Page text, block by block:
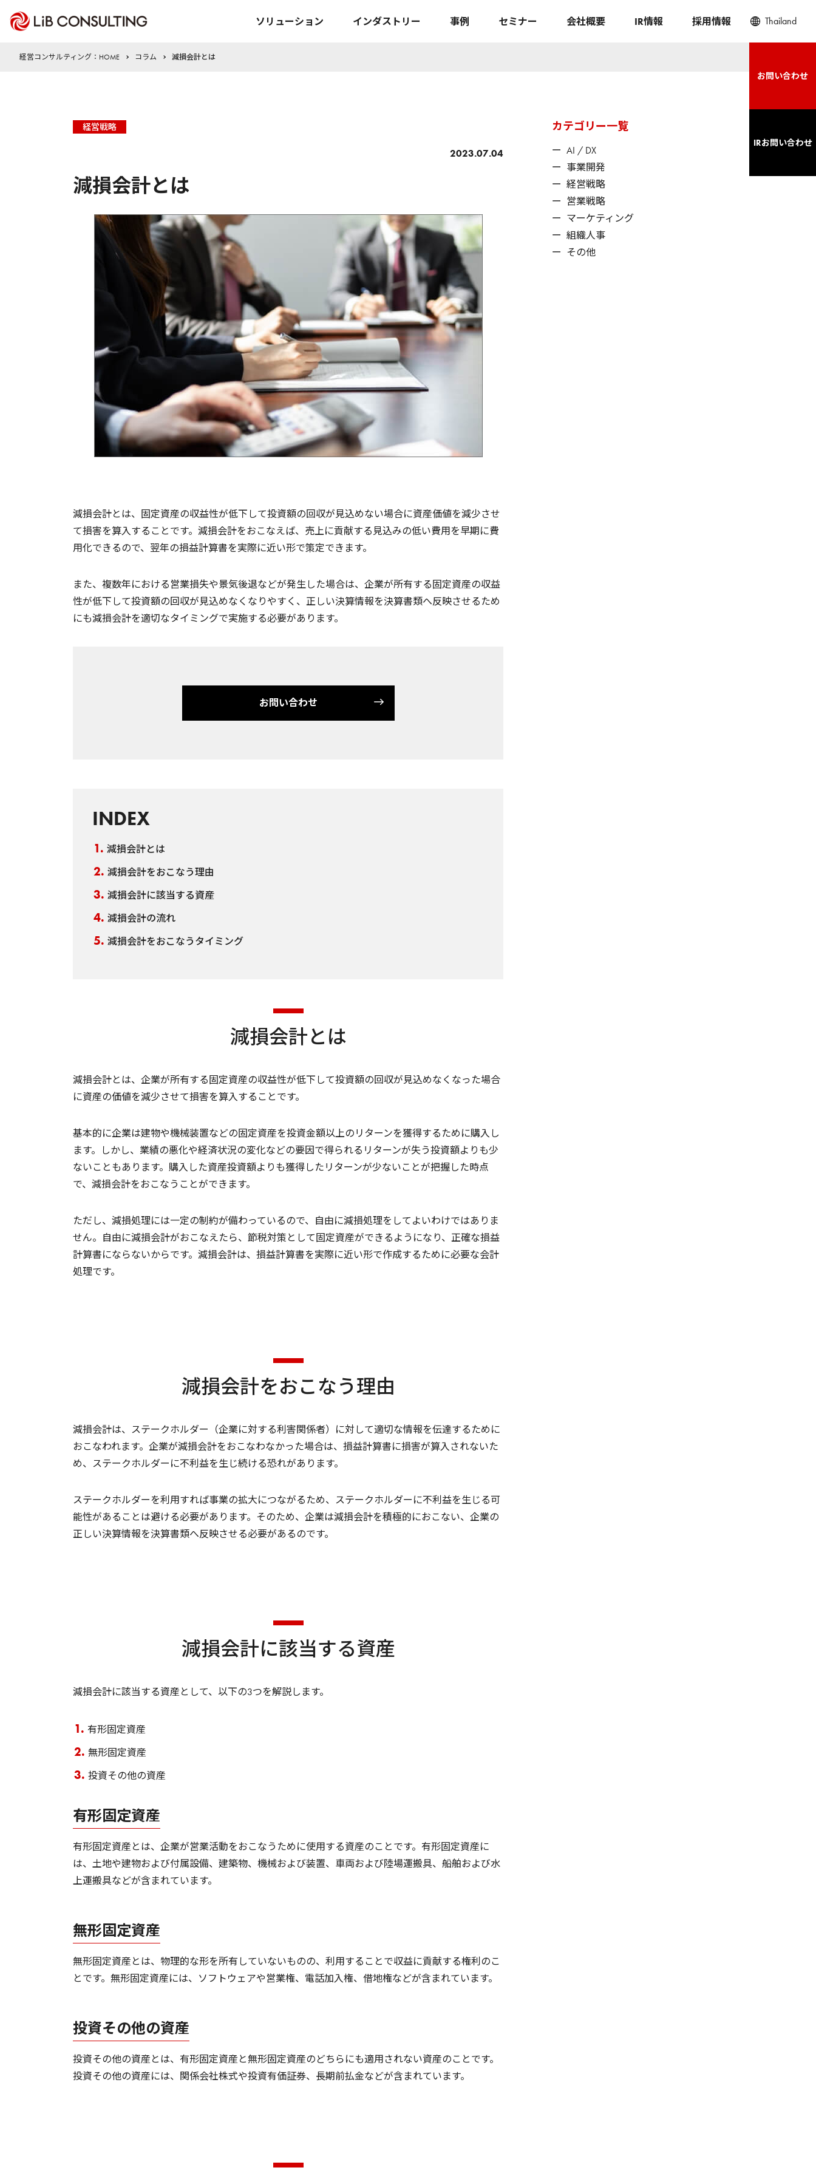
ソリューション インダストリー 事例 セミナー 会社概要 IR情報 採用情報
お問い合わせ
IRお問い合わせ
Thailand
経営コンサルティング：HOME コラム 減損会計とは
経営戦略
2023.07.04
減損会計とは
減損会計とは、固定資産の収益性が低下して投資額の回収が見込めない場合に資産価値を減少させ
て損害を算入することです。減損会計をおこなえば、売上に貢献する見込みの低い費用を早期に費
用化できるので、翌年の損益計算書を実際に近い形で策定できます。
また、複数年における営業損失や景気後退などが発生した場合は、企業が所有する固定資産の収益
性が低下して投資額の回収が見込めなくなりやすく、正しい決算情報を決算書類へ反映させるため
にも減損会計を適切なタイミングで実施する必要があります。
お問い合わせ
INDEX
減損会計とは
減損会計をおこなう理由
減損会計に該当する資産
減損会計の流れ
減損会計をおこなうタイミング
減損会計とは
減損会計とは、企業が所有する固定資産の収益性が低下して投資額の回収が見込めなくなった場合
に資産の価値を減少させて損害を算入することです。
基本的に企業は建物や機械装置などの固定資産を投資金額以上のリターンを獲得するために購入し
ます。しかし、業績の悪化や経済状況の変化などの要因で得られるリターンが失う投資額よりも少
ないこともあります。購入した資産投資額よりも獲得したリターンが少ないことが把握した時点
で、減損会計をおこなうことができます。
ただし、減損処理には一定の制約が備わっているので、自由に減損処理をしてよいわけではありま
せん。自由に減損会計がおこなえたら、節税対策として固定資産ができるようになり、正確な損益
計算書にならないからです。減損会計は、損益計算書を実際に近い形で作成するために必要な会計
処理です。
減損会計をおこなう理由
減損会計は、ステークホルダー（企業に対する利害関係者）に対して適切な情報を伝達するために
おこなわれます。企業が減損会計をおこなわなかった場合は、損益計算書に損害が算入されないた
め、ステークホルダーに不利益を生じ続ける恐れがあります。
ステークホルダーを利用すれば事業の拡大につながるため、ステークホルダーに不利益を生じる可
能性があることは避ける必要があります。そのため、企業は減損会計を積極的におこない、企業の
正しい決算情報を決算書類へ反映させる必要があるのです。
減損会計に該当する資産
減損会計に該当する資産として、以下の3つを解説します。
有形固定資産
無形固定資産
投資その他の資産
有形固定資産
有形固定資産とは、企業が営業活動をおこなうために使用する資産のことです。有形固定資産に
は、土地や建物および付属設備、建築物、機械および装置、車両および陸場運搬具、船舶および水
上運搬具などが含まれています。
無形固定資産
無形固定資産とは、物理的な形を所有していないものの、利用することで収益に貢献する権利のこ
とです。無形固定資産には、ソフトウェアや営業権、電話加入権、借地権などが含まれています。
投資その他の資産
投資その他の資産とは、有形固定資産と無形固定資産のどちらにも適用されない資産のことです。
投資その他の資産には、関係会社株式や投資有価証券、長期前払金などが含まれています。
カテゴリー一覧
ー AI / DX
ー 事業開発
ー 経営戦略
ー 営業戦略
ー マーケティング
ー 組織人事
ー その他